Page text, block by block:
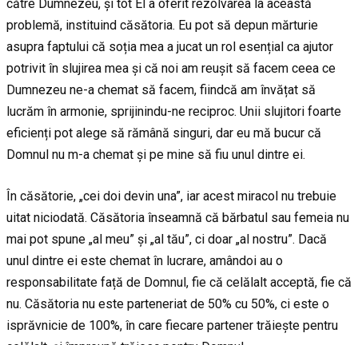
către Dumnezeu, și tot El a oferit rezolvarea la această
problemă, instituind căsătoria. Eu pot să depun mărturie
asupra faptului că soția mea a jucat un rol esențial ca ajutor
potrivit în slujirea mea și că noi am reușit să facem ceea ce
Dumnezeu ne-a chemat să facem, fiindcă am învățat să
lucrăm în armonie, sprijinindu-ne reciproc. Unii slujitori foarte
eficienți pot alege să rămână singuri, dar eu mă bucur că
Domnul nu m-a chemat și pe mine să fiu unul dintre ei.
În căsătorie, „cei doi devin una”, iar acest miracol nu trebuie
uitat niciodată. Căsătoria înseamnă că bărbatul sau femeia nu
mai pot spune „al meu” și „al tău”, ci doar „al nostru”. Dacă
unul dintre ei este chemat în lucrare, amândoi au o
responsabilitate față de Domnul, fie că celălalt acceptă, fie că
nu. Căsătoria nu este parteneriat de 50% cu 50%, ci este o
isprăvnicie de 100%, în care fiecare partener trăiește pentru